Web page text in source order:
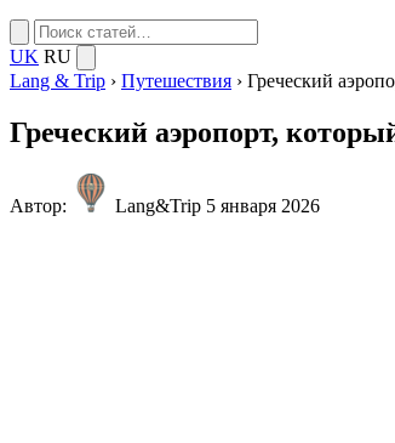
UK RU
Lang & Trip › Путешествия › Греческий
Греческий аэропорт,
Автор: Lang&Trip 5 января 2026